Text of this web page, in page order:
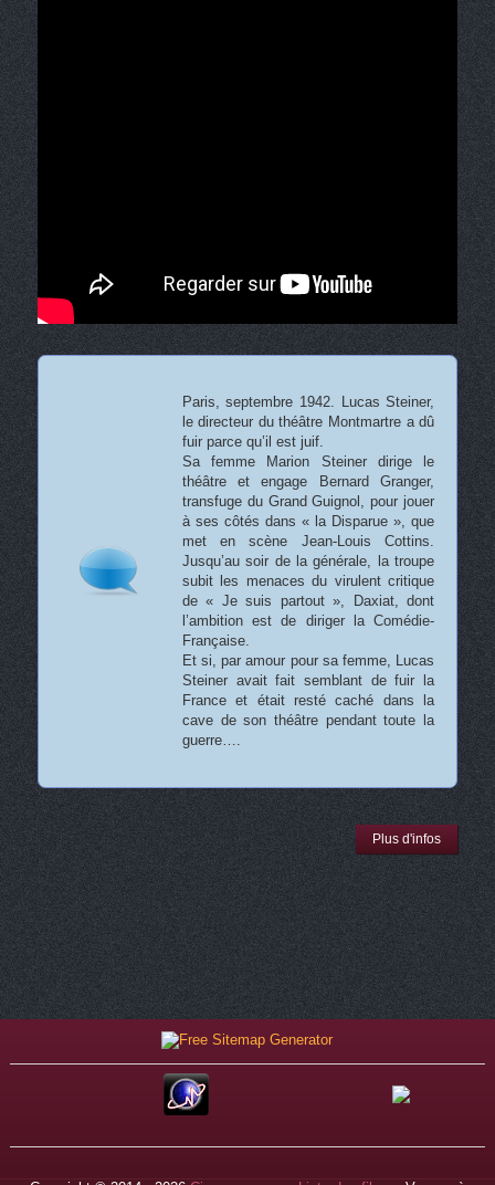
Paris, septembre 1942. Lucas Steiner,
le directeur du théâtre Montmartre a dû
fuir parce qu’il est juif.
Sa femme Marion Steiner dirige le
théâtre et engage Bernard Granger,
transfuge du Grand Guignol, pour jouer
à ses côtés dans « la Disparue », que
met en scène Jean-Louis Cottins.
Jusqu’au soir de la générale, la troupe
subit les menaces du virulent critique
de « Je suis partout », Daxiat, dont
l’ambition est de diriger la Comédie-
Française.
Et si, par amour pour sa femme, Lucas
Steiner avait fait semblant de fuir la
France et était resté caché dans la
cave de son théâtre pendant toute la
guerre….
Plus d'infos